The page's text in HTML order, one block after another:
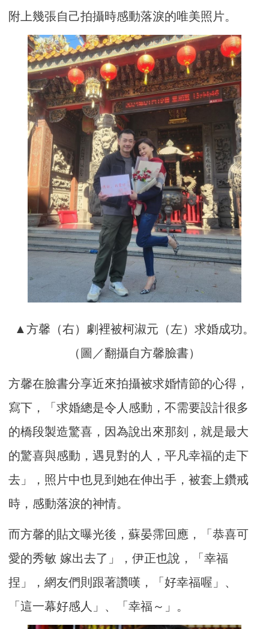
附上幾張自己拍攝時感動落淚的唯美照片。
▲方馨（右）劇裡被柯淑元（左）求婚成功。
（圖／翻攝自方馨臉書）
方馨在臉書分享近來拍攝被求婚情節的心得，
寫下，「求婚總是令人感動，不需要設計很多
的橋段製造驚喜，因為說出來那刻，就是最大
的驚喜與感動，遇見對的人，平凡幸福的走下
去」，照片中也見到她在伸出手，被套上鑽戒
時，感動落淚的神情。
而方馨的貼文曝光後，蘇晏霈回應，「恭喜可
愛的秀敏 嫁出去了」，伊正也說，「幸福
捏」，網友們則跟著讚嘆，「好幸福喔」、
「這一幕好感人」、「幸福～」。